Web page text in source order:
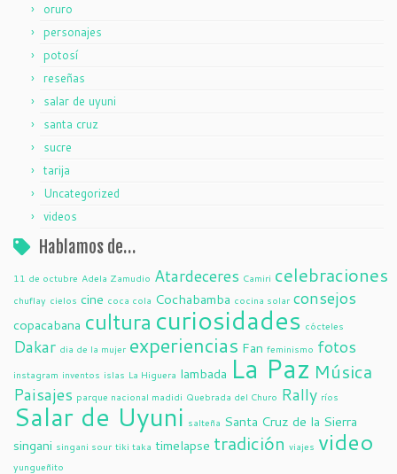
oruro
personajes
potosí
reseñas
salar de uyuni
santa cruz
sucre
tarija
Uncategorized
videos
Hablamos de…
11 de octubre Adela Zamudio Atardeceres Camiri celebraciones
chuflay cielos cine coca cola Cochabamba cocina solar consejos
copacabana cultura curiosidades cócteles
Dakar dia de la mujer experiencias Fan feminismo fotos
instagram inventos islas La Higuera lambada La Paz Música
Paisajes parque nacional madidi Quebrada del Churo Rally ríos
Salar de Uyuni salteña Santa Cruz de la Sierra
singani singani sour tiki taka timelapse tradición viajes video
yungueñito